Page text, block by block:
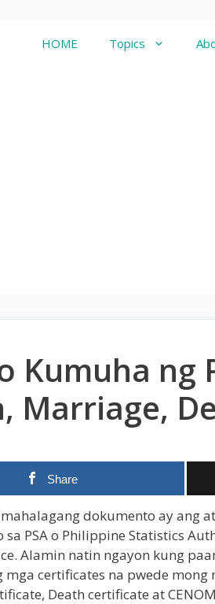
HOME Topics
Kumuha ng
Marriage,
Share
dokumento ay ang
sa PSA o Philippine Statistics
Alamin natin ngayon kung
mga certificates na pwede mong
Death certificate at